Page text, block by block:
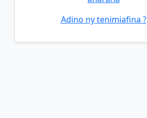
Adino ny tenimiafina ?